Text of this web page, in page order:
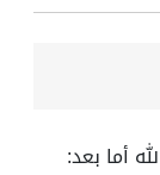
أما بعد: